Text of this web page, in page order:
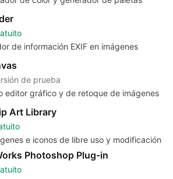
de información EXIF en imágenes
de prueba
editor gráfico y de retoque de imágenes
Art Library
e iconos de libre uso y modificación
Photoshop Plug-in